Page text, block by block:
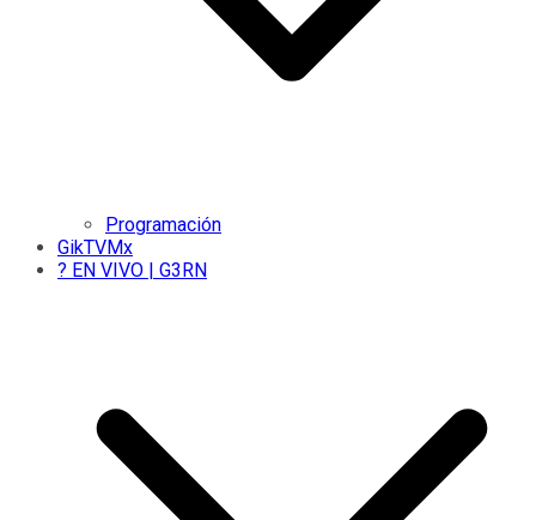
Programación
GikTVMx
? EN VIVO | G3RN